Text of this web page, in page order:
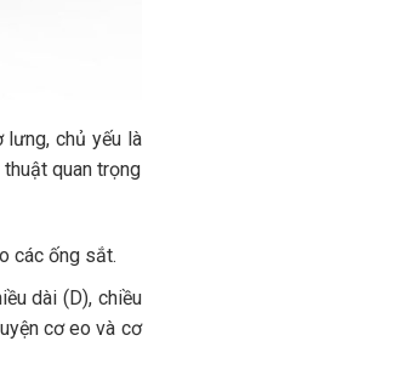
chủ yếu là
quan trọng
các ống sắt.
dài (D), chiều
cơ eo và cơ